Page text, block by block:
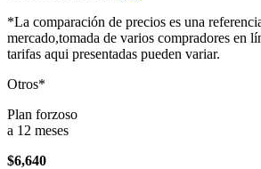
*La comparación de precios es una
mercado,tomada de varios compradores en
tarifas aqui presentadas pueden variar.
Otros*
Plan forzoso
a 12 meses
$6,640